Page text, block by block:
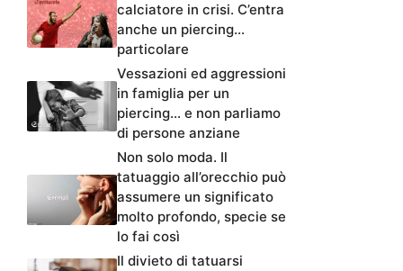
calciatore in crisi. C’entra
anche un piercing…
particolare
Vessazioni ed aggressioni
in famiglia per un
piercing… e non parliamo
di persone anziane
Non solo moda. Il
tatuaggio all’orecchio può
assumere un significato
molto profondo, specie se
lo fai così
Il divieto di tatuarsi